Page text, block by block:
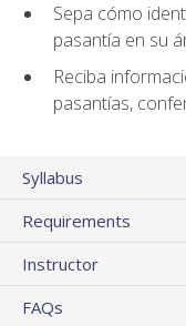
Sepa cómo
pasantía en su
Reciba
pasantías,
Syllabus
Requirements
Instructor
FAQs